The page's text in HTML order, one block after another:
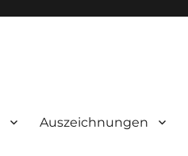
Auszeichnungen